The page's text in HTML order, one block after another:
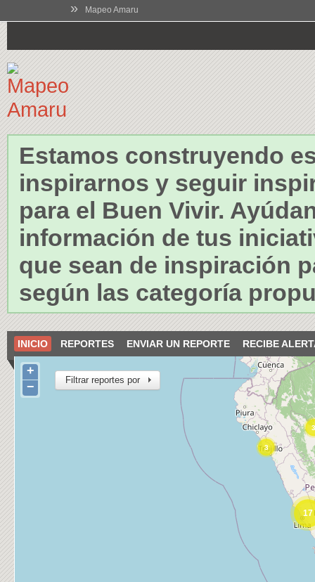
» Mapeo Amaru
Estamos construyendo
inspirarnos y seguir
para el Buen Vivir.
información de tus
que sean de inspiración
según las categoría
INICIO REPORTES ENVIAR UN REPORTE RECIBE
Filtrar reportes por
17
3
+
−